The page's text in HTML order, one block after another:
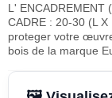
L' ENCADREMENT
CADRE : 20-30 (L
proteger votre
bois de la marque